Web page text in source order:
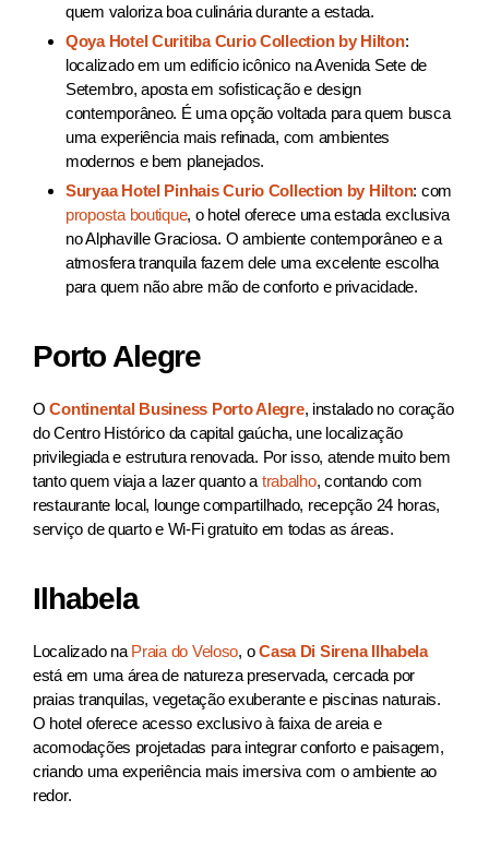
quem valoriza boa culinária durante a estada.
Qoya Hotel Curitiba Curio Collection by Hilton:
localizado em um edifício icônico na Avenida Sete de
Setembro, aposta em sofisticação e design
contemporâneo. É uma opção voltada para quem busca
uma experiência mais refinada, com ambientes
modernos e bem planejados.
Suryaa Hotel Pinhais Curio Collection by Hilton: com
proposta boutique, o hotel oferece uma estada exclusiva
no Alphaville Graciosa. O ambiente contemporâneo e a
atmosfera tranquila fazem dele uma excelente escolha
para quem não abre mão de conforto e privacidade.
Porto Alegre
OContinental Business Porto Alegre, instalado no coração
do Centro Histórico da capital gaúcha, une localização
privilegiada e estrutura renovada. Por isso, atende muito bem
tanto quem viaja a lazer quanto a trabalho, contando com
restaurante local, lounge compartilhado, recepção 24 horas,
serviço de quarto e Wi-Fi gratuito em todas as áreas.
Ilhabela
Localizado na Praia do Veloso, oCasa Di Sirena Ilhabela
está em uma área de natureza preservada, cercada por
praias tranquilas, vegetação exuberante e piscinas naturais.
O hotel oferece acesso exclusivo à faixa de areia e
acomodações projetadas para integrar conforto e paisagem,
criando uma experiência mais imersiva com o ambiente ao
redor.